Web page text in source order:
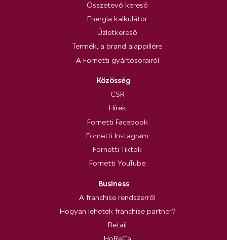
Összetevő kereső
Energia kalkulátor
Üzletkereső
Termék, a brand alappillére
A Fornetti gyártósorairól
Közösség
CSR
Hírek
Fornetti Facebook
Fornetti Instagram
Fornetti Tiktok
Fornetti YouTube
Business
A franchise rendszerről
Hogyan lehetek franchise partner?
Retail